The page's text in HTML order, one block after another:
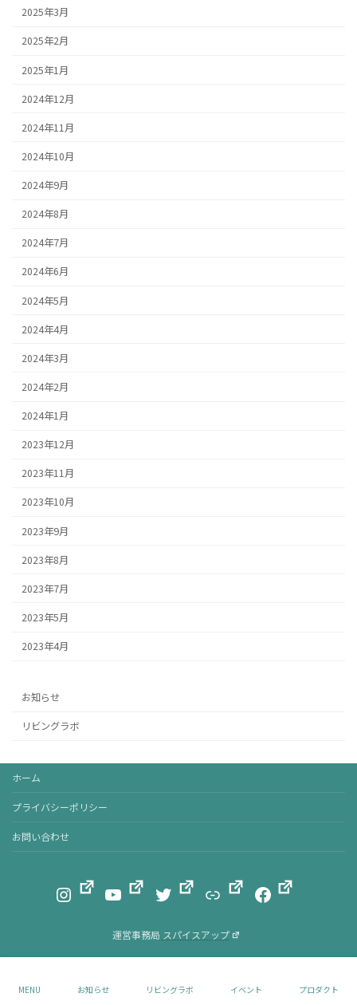
2025年3月
2025年2月
2025年1月
2024年12月
2024年11月
2024年10月
2024年9月
2024年8月
2024年7月
2024年6月
2024年5月
2024年4月
2024年3月
2024年2月
2024年1月
2023年12月
2023年11月
2023年10月
2023年9月
2023年8月
2023年7月
2023年5月
2023年4月
お知らせ
リビングラボ
ホーム
プライバシーポリシー
お問い合わせ
Instagram
YouTubeTwitter
リンク Facebook
運営事務局 スパイスアップ
MENU お知らせ リビングラボ イベント プロダクト